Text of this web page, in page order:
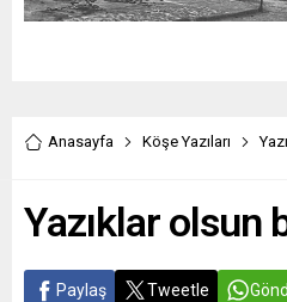
Anasayfa Köşe Yazıları
Yazıklar olsun
Paylaş Tweetle